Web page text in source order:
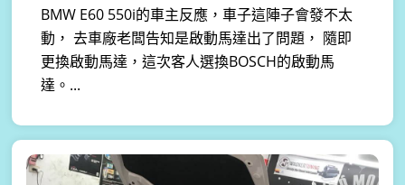
BMW E60 550i的車主反應，車子這陣子會發不太
動， 去車廠老闆告知是啟動馬達出了問題， 隨即
更換啟動馬達，這次客人選換BOSCH的啟動馬
達。...